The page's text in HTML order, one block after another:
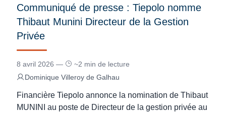
Communiqué de presse : Tiepolo nomme
Thibaut Munini Directeur de la Gestion
Privée
8 avril 2026 —
~2 min de lecture
Dominique Villeroy de Galhau
Financière Tiepolo annonce la nomination de Thibaut
MUNINI au poste de Directeur de la gestion privée au